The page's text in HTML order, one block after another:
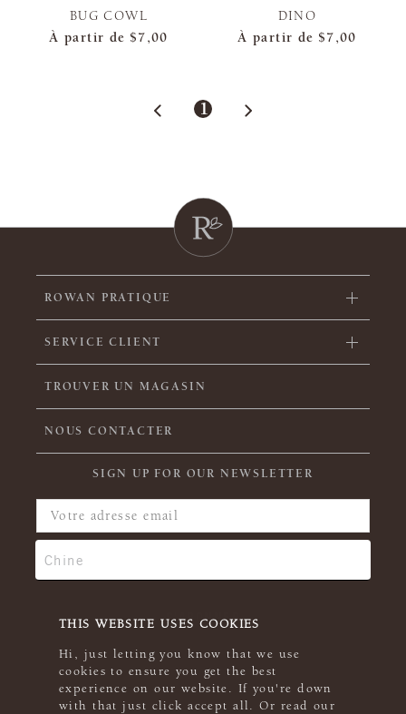
THIS WEBSITE USES COOKIES
Hi, just letting you know that we use
cookies to ensure you get the best
experience on our website. If you're down
with that just click accept all. Or read our
BUG COWL
À partir de $7,00
DINO
À partir de $7,00
1
ROWAN PRATIQUE
SERVICE CLIENT
TROUVER UN MAGASIN
NOUS CONTACTER
SIGN UP FOR OUR NEWSLETTER